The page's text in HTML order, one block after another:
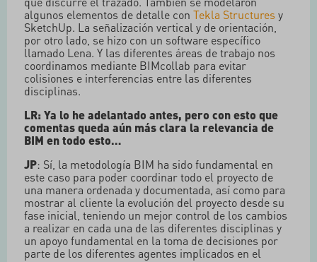
algunos elementos de detalle con Tekla Structures y
SketchUp. La señalización vertical y de orientación,
por otro lado, se hizo con un software específico
llamado Lena. Y las diferentes áreas de trabajo nos
coordinamos mediante BIMcollab para evitar
colisiones e interferencias entre las diferentes
disciplinas.
LR: Ya lo he adelantado antes, pero con esto que
comentas queda aún más clara la relevancia de
BIM en todo esto…
JP: Sí, la metodología BIM ha sido fundamental en
este caso para poder coordinar todo el proyecto de
una manera ordenada y documentada, así como para
mostrar al cliente la evolución del proyecto desde su
fase inicial, teniendo un mejor control de los cambios
a realizar en cada una de las diferentes disciplinas y
un apoyo fundamental en la toma de decisiones por
parte de los diferentes agentes implicados en el